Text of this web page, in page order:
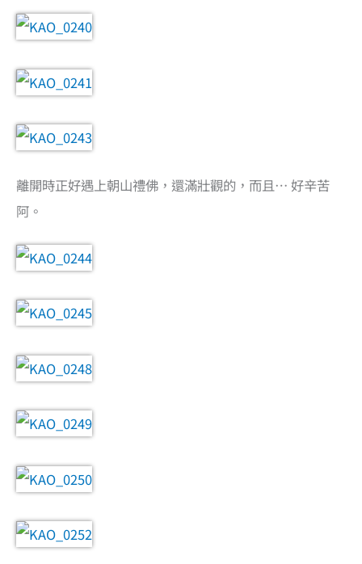
離開時正好遇上朝山禮佛，還滿壯觀的，而且… 好辛苦
阿。